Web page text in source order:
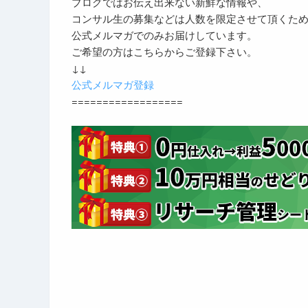
コンサル生の募集などは人数を限定させて頂くため
公式メルマガでのみお届けしています。
ご希望の方はこちらからご登録下さい。
↓↓
公式メルマガ登録
==================